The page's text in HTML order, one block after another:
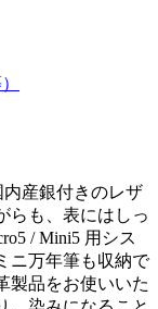
内産銀付きのレザ
らも、表にはしっ
/ Mini5 用シス
ニ万年筆も収納で
製品をお使いいた